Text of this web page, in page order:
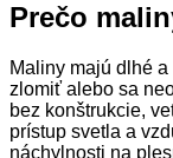
Prečo
Maliny majú dlhé
zlomiť alebo sa
bez konštrukcie,
prístup svetla a
náchylnosti na